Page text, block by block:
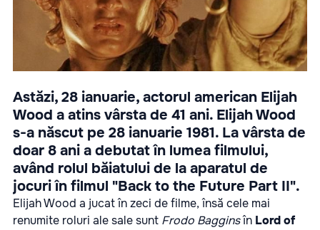
Astăzi, 28 ianuarie, actorul american Elijah
Wood a atins vârsta de 41 ani. Elijah Wood
s-a născut pe 28 ianuarie 1981. La vârsta de
doar 8 ani a debutat în lumea filmului,
având rolul băiatului de la aparatul de
jocuri în filmul "Back to the Future Part II".
Elijah Wood a jucat în zeci de filme, însă cele mai
renumite roluri ale sale sunt Frodo Bagginsîn Lord of